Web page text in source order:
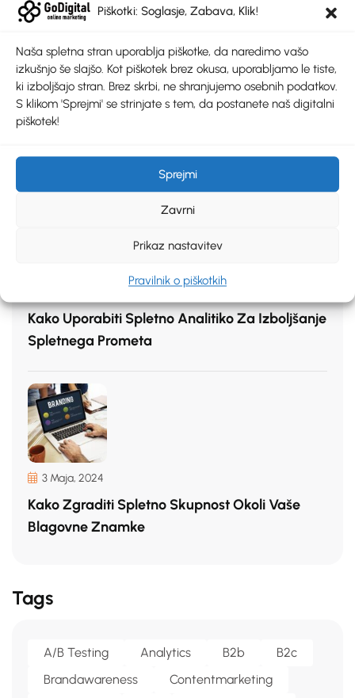
Piškotki: Soglasje, Zabava, Klik!
Naša spletna stran uporablja piškotke, da naredimo vašo
izkušnjo še slajšo. Kot piškotek brez okusa, uporabljamo le tiste,
ki izboljšajo stran. Brez skrbi, ne shranjujemo osebnih podatkov.
S klikom 'Sprejmi' se strinjate s tem, da postanete naš digitalni
piškotek!
Sprejmi
Zavrni
Prikaz nastavitev
Pravilnik o piškotkih
14 Maja, 2024
Naslovov Blogov
Kako Uporabiti Spletno Analitiko Za Izboljšanje
Spletnega Prometa
3 Maja, 2024
Kako Zgraditi Spletno Skupnost Okoli Vaše
Blagovne Znamke
Tags
A/b Testing Analytics B2b
B2c
Brandawareness
Contentmarketing